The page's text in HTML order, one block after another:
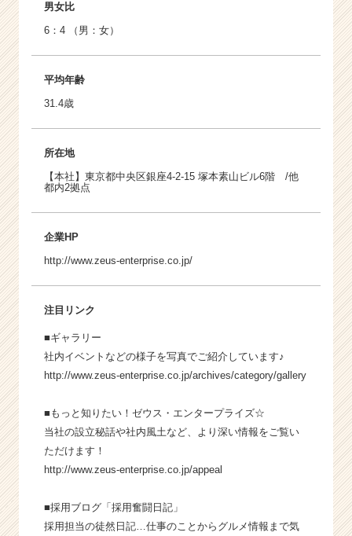
男女比
6：4 （男：女）
平均年齢
31.4歳
所在地
【本社】東京都中央区銀座4-2-15 塚本素山ビル6階 /他
都内2拠点
企業HP
http://www.zeus-enterprise.co.jp/
注目リンク
■ギャラリー
社内イベントなどの様子を写真でご紹介しています♪
http://www.zeus-enterprise.co.jp/archives/category/gallery
■もっと知りたい！ゼウス・エンタープライズ☆
当社の設立秘話や社内風土など、より深い情報をご覧い
ただけます！
http://www.zeus-enterprise.co.jp/appeal
■採用ブログ「採用奮闘日記」
採用担当の徒然日記…仕事のことからグルメ情報まで気